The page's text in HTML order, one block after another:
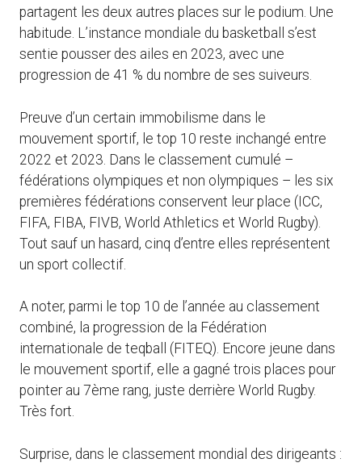
partagent les deux autres places sur le podium. Une
habitude. L’instance mondiale du basketball s’est
sentie pousser des ailes en 2023, avec une
progression de 41 % du nombre de ses suiveurs.
Preuve d’un certain immobilisme dans le
mouvement sportif, le top 10 reste inchangé entre
2022 et 2023. Dans le classement cumulé –
fédérations olympiques et non olympiques – les six
premières fédérations conservent leur place (ICC,
FIFA, FIBA, FIVB, World Athletics et World Rugby).
Tout sauf un hasard, cinq d’entre elles représentent
un sport collectif.
A noter, parmi le top 10 de l’année au classement
combiné, la progression de la Fédération
internationale de teqball (FITEQ). Encore jeune dans
le mouvement sportif, elle a gagné trois places pour
pointer au 7ème rang, juste derrière World Rugby.
Très fort.
Surprise, dans le classement mondial des dirigeants :